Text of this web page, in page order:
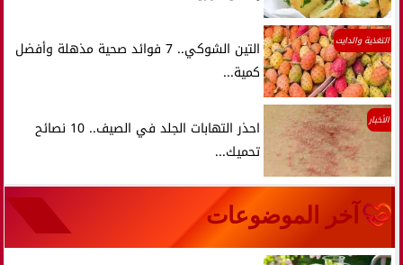
التغذية والدايت
التين الشوكي.. 7 فوائد صحية مذهلة وأفضل
كمية...
الأخبار
احذر التهابات الجلد في الصيف.. 10 نصائح
تحميك...
آخر الموضوعات